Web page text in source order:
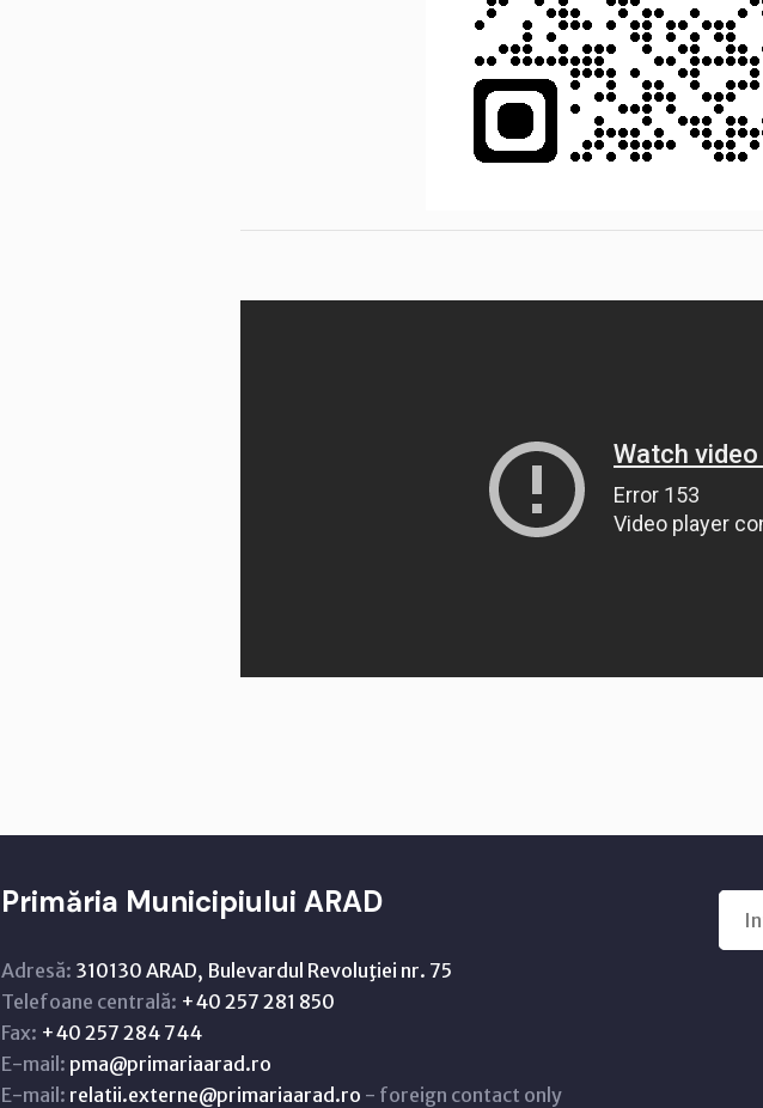
Primăria Municipiului ARAD
Adresă: 310130 ARAD, Bulevardul Revoluţiei nr. 75
Telefoane centrală: +40 257 281 850
Fax: +40 257 284 744
E-mail: pma@primariaarad.ro
E-mail: relatii.externe@primariaarad.ro - foreign contact only